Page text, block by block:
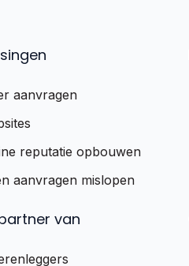
aanvragen
reputatie opbouwen
aanvragen mislopen
van